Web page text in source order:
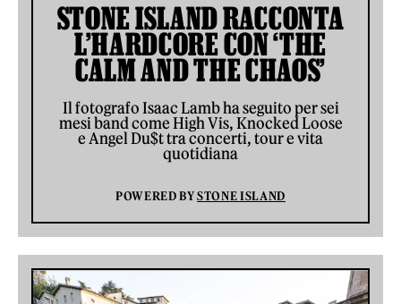
STONE ISLAND RACCONTA
L’HARDCORE CON ‘THE
CALM AND THE CHAOS’
Il fotografo Isaac Lamb ha seguito per sei
mesi band come High Vis, Knocked Loose
e Angel Du$t tra concerti, tour e vita
quotidiana
POWERED BYSTONE ISLAND